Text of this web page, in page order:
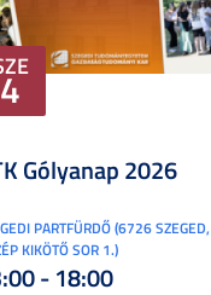
4
Gólyanap 2026
PARTFÜRDŐ (6726 SZEGED,
KIKÖTŐ SOR 1.)
- 18:00